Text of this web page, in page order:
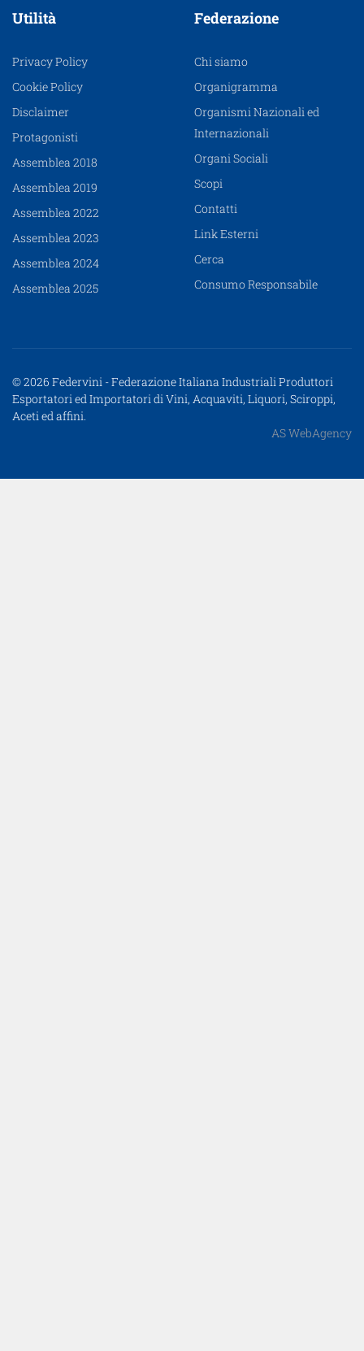
Utilità
Privacy Policy
Cookie Policy
Disclaimer
Protagonisti
Assemblea 2018
Assemblea 2019
Assemblea 2022
Assemblea 2023
Assemblea 2024
Assemblea 2025
Federazione
Chi siamo
Organigramma
Organismi Nazionali ed
Internazionali
Organi Sociali
Scopi
Contatti
Link Esterni
Cerca
Consumo Responsabile
© 2026 Federvini - Federazione Italiana Industriali Produttori
Esportatori ed Importatori di Vini, Acquaviti, Liquori, Sciroppi,
Aceti ed affini.
AS WebAgency